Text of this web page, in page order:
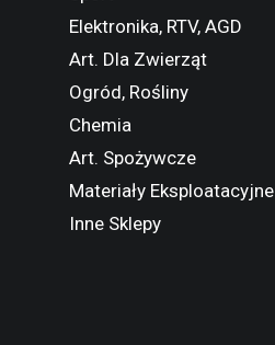
Elektronika, RTV, AGD
Art. Dla Zwierząt
Ogród, Rośliny
Chemia
Art. Spożywcze
Materiały Eksploatacyjne
Inne Sklepy